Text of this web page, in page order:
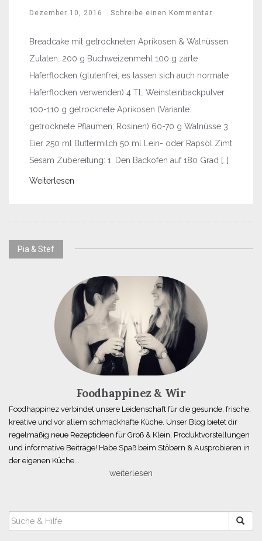
Dezember 10, 2016 Schreibe einen Kommentar
Breadcake mit getrockneten Aprikosen & Walnüssen
Zutaten: 200 g Buchweizenmehl 100 g zarte
Haferflocken (glutenfrei; es lassen sich auch normale
Haferflocken verwenden) 4 TL Weinsteinbackpulver
100-110 g getrocknete Aprikosen (Variante:
getrocknete Pflaumen; Rosinen) 60-70 g Walnüsse 3
Eier 250 ml Buttermilch 50 ml Lein- oder Rapsöl Zimt
Sesam Zubereitung: 1. Den Backofen auf 180 Grad […]
Weiterlesen
Pia & Stef
Foodhappinez & Wir
Foodhappinez verbindet unsere Leidenschaft für die gesunde, frische,
kreative und vor allem schmackhafte Küche. Unser Blog bietet dir
regelmäßig neue Rezeptideen für Groß & Klein, Produktvorstellungen
und informative Beiträge! Habe Spaß beim Stöbern & Ausprobieren in
der eigenen Küche...
weiterlesen
SUCHEN
NACH: